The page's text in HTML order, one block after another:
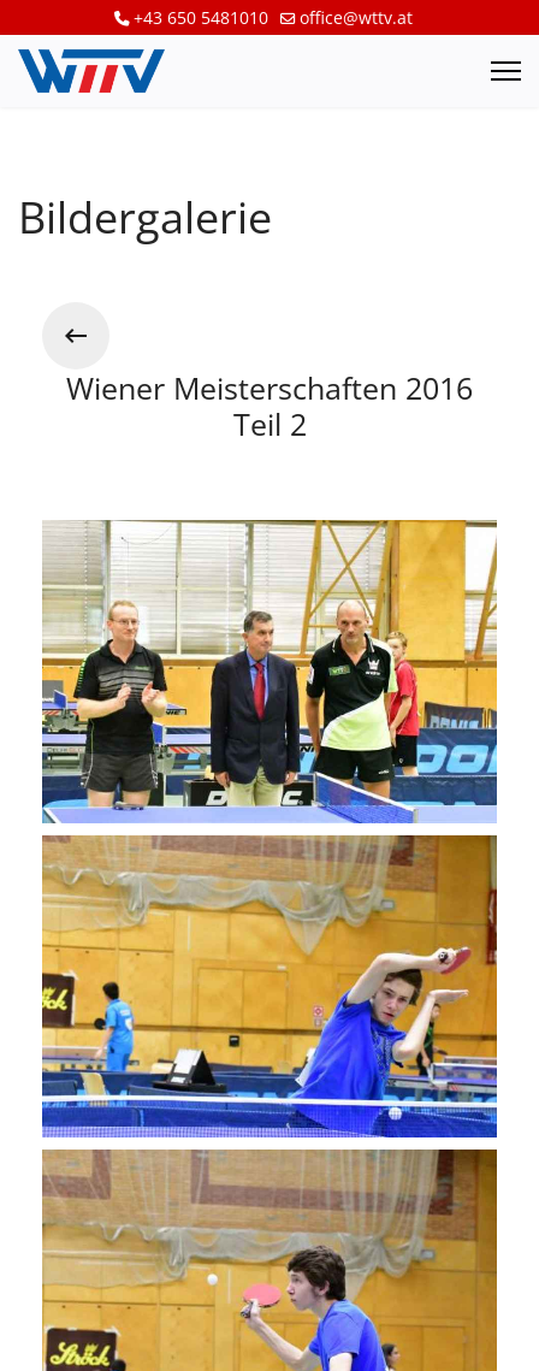
+43 650 5481010 office@wttv.at
Bildergalerie
Wiener Meisterschaften 2016
Teil 2